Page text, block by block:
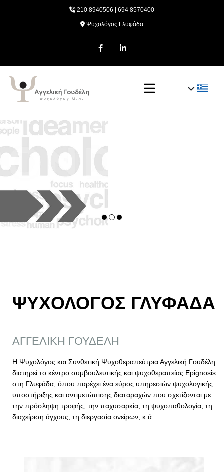
 210 8940506 694 8570400
 Ψυχολόγος Γλυφάδα
ΨΥΧΟΛΟΓΟΣ ΓΛΥΦΑΔΑ
ΑΓΓΕΛΙΚΗ ΓΟΥΔΕΛΗ
Η Ψυχολόγος και Συνθετική Ψυχοθεραπεύτρια Αγγελική Γουδέλη
διατηρεί το κέντρο συμβουλευτικής και ψυχοθεραπείας Epignosis
στη Γλυφάδα, όπου παρέχει ένα εύρος υπηρεσιών ψυχολογικής
υποστήριξης και αντιμετώπισης διαταραχών που σχετίζονται με
την πρόσληψη τροφής, την παχυσαρκία, τη ψυχοπαθολογία, τη
διαχείριση άγχους, τη διεργασία ονείρων, κ.ά.